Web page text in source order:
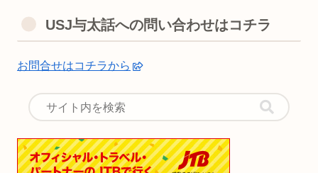
USJ与太話への問い合わせはコチラ
お問合せはコチラから